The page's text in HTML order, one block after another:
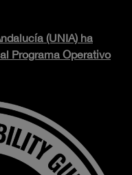
(UNIA) ha
Programa Operativo